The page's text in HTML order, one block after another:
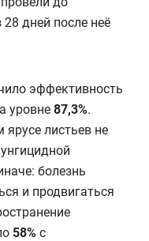
дней после неё
эффективность
уровне 87,3%.
листьев не
болезнь
и продвигаться
58% с